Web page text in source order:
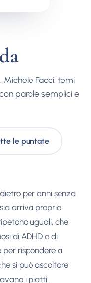
Facci: temi
parole semplici e
le puntate
per anni senza
arriva proprio
uguali, che
di ADHD o di
per rispondere a
si può ascoltare
i piatti.